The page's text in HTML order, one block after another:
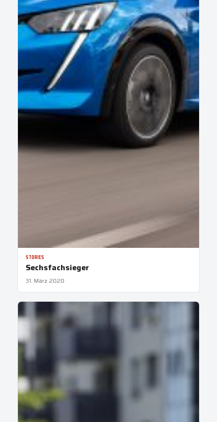
STORIES
Sechsfachsieger
31. März 2020